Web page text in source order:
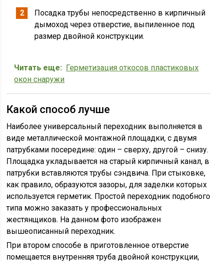
Посадка трубы непосредственно в кирпичный
дымоход через отверстие, выпиленное под
размер двойной конструкции.
Читать еще: Герметизация откосов пластиковых
окон снаружи
Какой способ лучше
Наиболее универсальный переходник выполняется в
виде металлической монтажной площадки, с двумя
патрубками посередине: один – сверху, другой – снизу.
Площадка укладывается на старый кирпичный канал, в
патрубки вставляются трубы сэндвича. При стыковке,
как правило, образуются зазоры, для заделки которых
используется герметик. Простой переходник подобного
типа можно заказать у профессиональных
жестянщиков. На данном фото изображен
вышеописанный переходник.
При втором способе в приготовленное отверстие
помещается внутренняя труба двойной конструкции,